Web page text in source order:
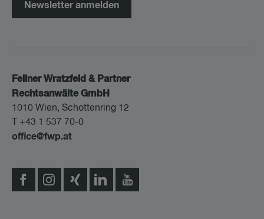
Newsletter anmelden
Fellner Wratzfeld & Partner
Rechtsanwälte GmbH
1010 Wien, Schottenring 12
T +43 1 537 70-0
office@fwp.at